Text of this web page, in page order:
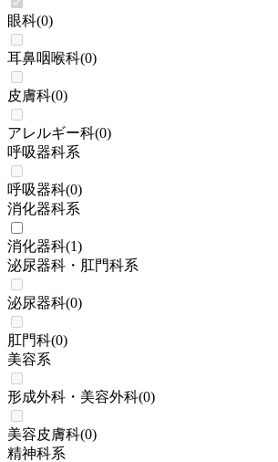
眼科(0)
耳鼻咽喉科(0)
皮膚科(0)
アレルギー科(0)
呼吸器科系
呼吸器科(0)
消化器科系
消化器科(1)
泌尿器科・肛門科系
泌尿器科(0)
肛門科(0)
美容系
形成外科・美容外科(0)
美容皮膚科(0)
精神科系